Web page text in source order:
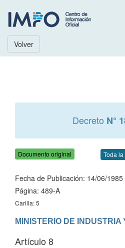
Volver
Decreto N°
Documento original Toda
Fecha de Publicación: 14/06/1985
Página: 489-A
Carilla: 5
MINISTERIO DE INDUSTRIA
Artículo 8